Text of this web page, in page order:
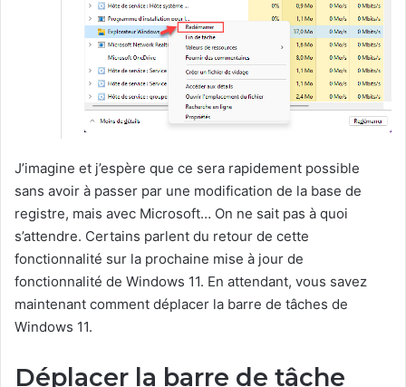
J’imagine et j’espère que ce sera rapidement possible
sans avoir à passer par une modification de la base de
registre, mais avec Microsoft… On ne sait pas à quoi
s’attendre. Certains parlent du retour de cette
fonctionnalité sur la prochaine mise à jour de
fonctionnalité de Windows 11. En attendant, vous savez
maintenant comment déplacer la barre de tâches de
Windows 11.
Déplacer la barre de tâche